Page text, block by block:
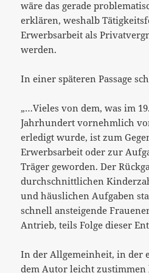
wäre das gerade
erklären, weshalb
Erwerbsarbeit als
werden.
In einer späteren Passage
„…Vieles von dem, was im
Jahrhundert vornehmlich
erledigt wurde, ist zum
Erwerbsarbeit oder zur
Träger geworden. Der
durchschnittlichen
und häuslichen Aufgaben
schnell ansteigende
Antrieb, teils Folge dieser
In der Allgemeinheit, in der
dem Autor leicht zustimmen